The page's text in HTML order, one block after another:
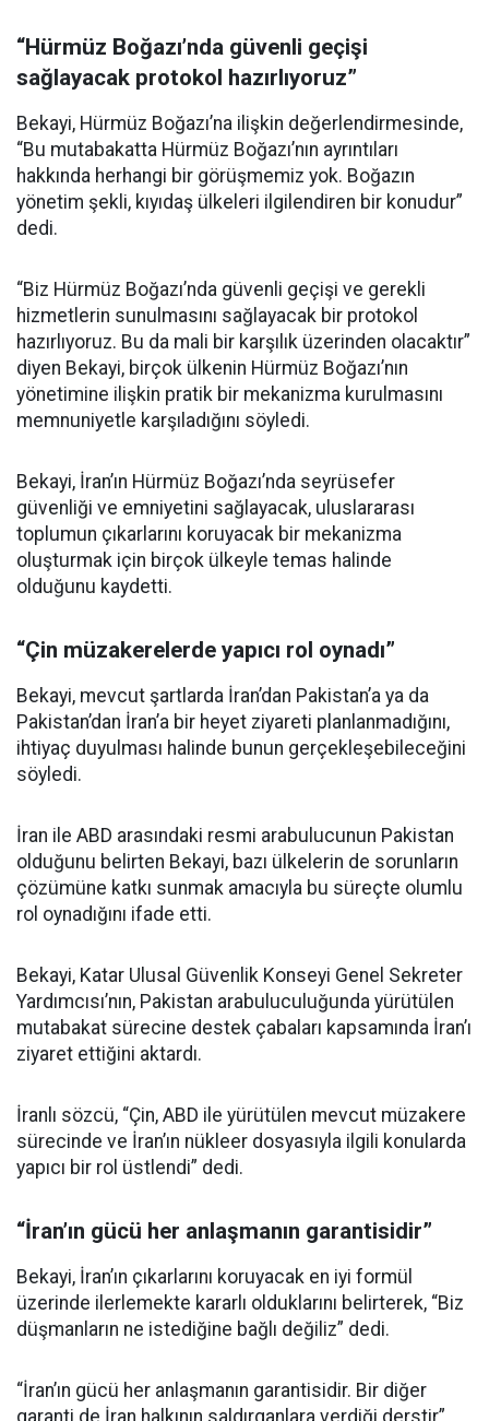
“Hürmüz Boğazı’nda güvenli geçişi
sağlayacak protokol hazırlıyoruz”
Bekayi, Hürmüz Boğazı’na ilişkin değerlendirmesinde,
“Bu mutabakatta Hürmüz Boğazı’nın ayrıntıları
hakkında herhangi bir görüşmemiz yok. Boğazın
yönetim şekli, kıyıdaş ülkeleri ilgilendiren bir konudur”
dedi.
“Biz Hürmüz Boğazı’nda güvenli geçişi ve gerekli
hizmetlerin sunulmasını sağlayacak bir protokol
hazırlıyoruz. Bu da mali bir karşılık üzerinden olacaktır”
diyen Bekayi, birçok ülkenin Hürmüz Boğazı’nın
yönetimine ilişkin pratik bir mekanizma kurulmasını
memnuniyetle karşıladığını söyledi.
Bekayi, İran’ın Hürmüz Boğazı’nda seyrüsefer
güvenliği ve emniyetini sağlayacak, uluslararası
toplumun çıkarlarını koruyacak bir mekanizma
oluşturmak için birçok ülkeyle temas halinde
olduğunu kaydetti.
“Çin müzakerelerde yapıcı rol oynadı”
Bekayi, mevcut şartlarda İran’dan Pakistan’a ya da
Pakistan’dan İran’a bir heyet ziyareti planlanmadığını,
ihtiyaç duyulması halinde bunun gerçekleşebileceğini
söyledi.
İran ile ABD arasındaki resmi arabulucunun Pakistan
olduğunu belirten Bekayi, bazı ülkelerin de sorunların
çözümüne katkı sunmak amacıyla bu süreçte olumlu
rol oynadığını ifade etti.
Bekayi, Katar Ulusal Güvenlik Konseyi Genel Sekreter
Yardımcısı’nın, Pakistan arabuluculuğunda yürütülen
mutabakat sürecine destek çabaları kapsamında İran’ı
ziyaret ettiğini aktardı.
İranlı sözcü, “Çin, ABD ile yürütülen mevcut müzakere
sürecinde ve İran’ın nükleer dosyasıyla ilgili konularda
yapıcı bir rol üstlendi” dedi.
“İran’ın gücü her anlaşmanın garantisidir”
Bekayi, İran’ın çıkarlarını koruyacak en iyi formül
üzerinde ilerlemekte kararlı olduklarını belirterek, “Biz
düşmanların ne istediğine bağlı değiliz” dedi.
“İran’ın gücü her anlaşmanın garantisidir. Bir diğer
garanti de İran halkının saldırganlara verdiği derstir”